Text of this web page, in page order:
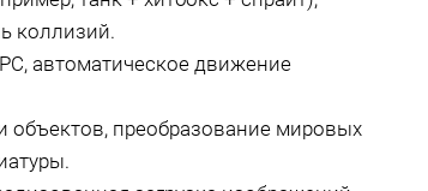
коллизий.
автоматическое движение
объектов, преобразование мировых